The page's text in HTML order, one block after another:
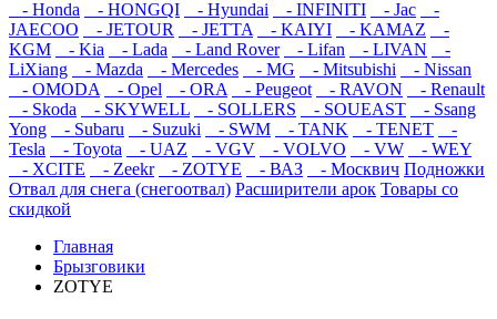
- Honda
- HONGQI - Hyundai - INFINITI - Jac
-
JAECOO
- JETOUR - JETTA - KAIYI - KAMAZ
-
KGM
- Kia - Lada - Land Rover - Lifan - LIVAN
-
LiXiang
- Mazda - Mercedes - MG - Mitsubishi
- Nissan
- OMODA
- Opel - ORA - Peugeot - RAVON
- Renault
- Skoda
- SKYWELL - SOLLERS - SOUEAST
- Ssang
Yong
- Subaru - Suzuki - SWM - TANK - TENET
-
Tesla
- Toyota - UAZ - VGV - VOLVO - VW
- WEY
- XCITE
- Zeekr - ZOTYE - ВАЗ - Москвич Подножки
Отвал для снега (снегоотвал) Расширители арок Товары со
скидкой
Главная
Брызговики
ZOTYE